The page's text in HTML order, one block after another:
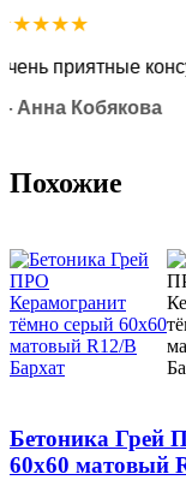
приятные
Кобякова
Похожие
Бетоника Грей
60х60 матовый